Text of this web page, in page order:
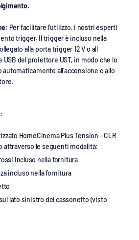
Per facilitare l'utilizzo, i nostri esperti
trigger. Il trigger è incluso nella
alla porta trigger 12 V o all
USB del proiettore UST, in modo che lo
automaticamente all'accensione o allo
HomeCinema Plus Tension - CLR
attraverso le seguenti modalità:
incluso nella fornitura
incluso nella fornitura
lato sinistro del cassonetto (visto